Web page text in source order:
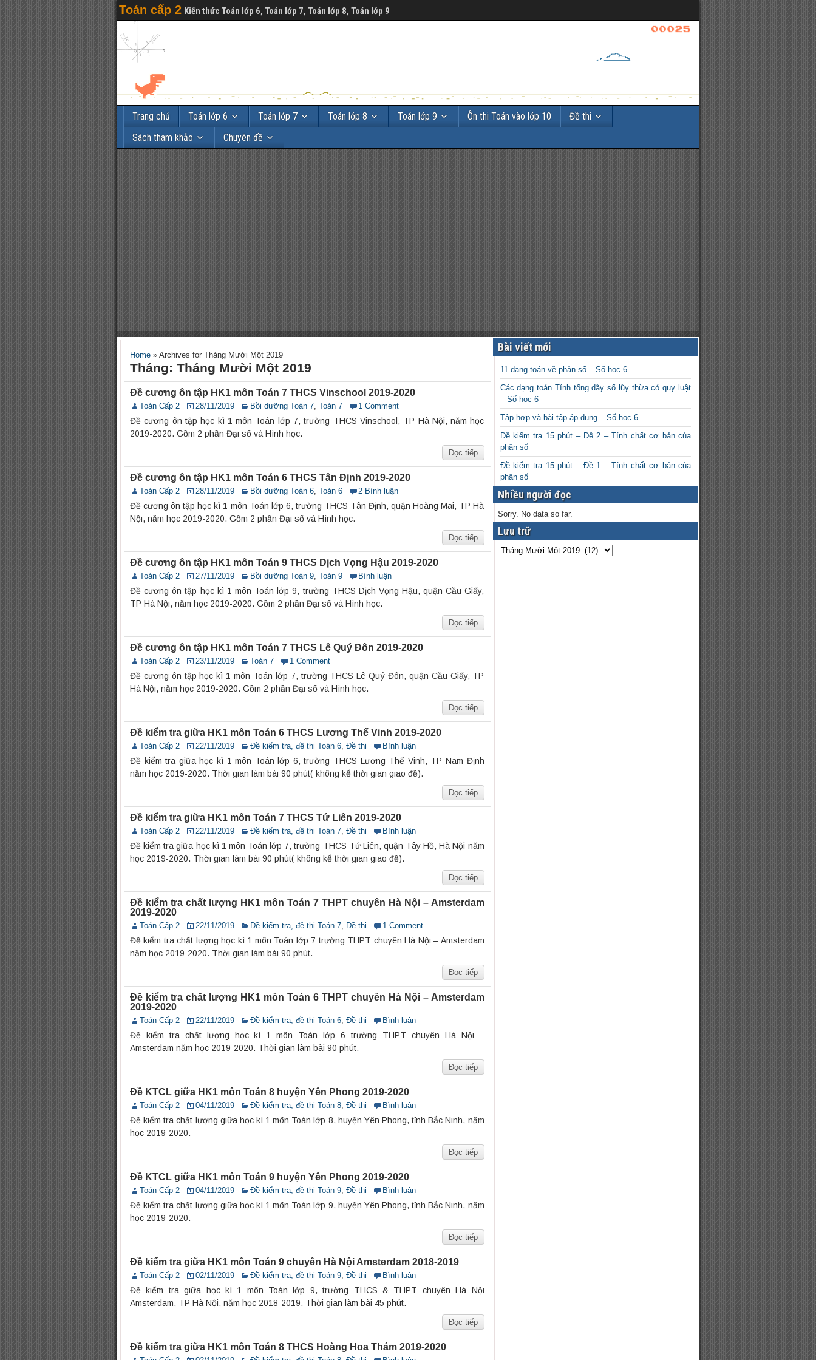
Toán cấp 2 Kiến thức Toán lớp 6, Toán lớp 7, Toán lớp 8, Toán lớp 9
Trang chủ Toán lớp 6 Toán lớp 7 Toán lớp 8 Toán lớp 9 Ôn thi Toán vào lớp 10
Đề thi
Sách tham khảo
Chuyên đề
Home » Archives for Tháng Mười Một 2019
Tháng: Tháng Mười Một 2019
Đề cương ôn tập HK1 môn Toán 7 THCS Vinschool 2019-2020
Toán Cấp 2 28/11/2019 Bồi dưỡng Toán 7, Toán 7 1 Comment
Đề cương ôn tập học kì 1 môn Toán lớp 7, trường THCS Vinschool, TP Hà Nội, năm học
2019-2020. Gồm 2 phần Đại số và Hình học.
Đọc tiếp
Đề cương ôn tập HK1 môn Toán 6 THCS Tân Định 2019-2020
Toán Cấp 2 28/11/2019 Bồi dưỡng Toán 6, Toán 6 2 Bình luận
Đề cương ôn tập học kì 1 môn Toán lớp 6, trường THCS Tân Định, quận Hoàng Mai, TP Hà
Nội, năm học 2019-2020. Gồm 2 phần Đại số và Hình học.
Đọc tiếp
Đề cương ôn tập HK1 môn Toán 9 THCS Dịch Vọng Hậu 2019-2020
Toán Cấp 2 27/11/2019 Bồi dưỡng Toán 9, Toán 9 Bình luận
Đề cương ôn tập học kì 1 môn Toán lớp 9, trường THCS Dịch Vọng Hậu, quận Cầu Giấy,
TP Hà Nội, năm học 2019-2020. Gồm 2 phần Đại số và Hình học.
Đọc tiếp
Đề cương ôn tập HK1 môn Toán 7 THCS Lê Quý Đôn 2019-2020
Toán Cấp 2 23/11/2019 Toán 7 1 Comment
Đề cương ôn tập học kì 1 môn Toán lớp 7, trường THCS Lê Quý Đôn, quận Cầu Giấy, TP
Hà Nội, năm học 2019-2020. Gồm 2 phần Đại số và Hình học.
Đọc tiếp
Đề kiểm tra giữa HK1 môn Toán 6 THCS Lương Thế Vinh 2019-2020
Toán Cấp 2 22/11/2019 Đề kiểm tra, đề thi Toán 6, Đề thi Bình luận
Đề kiểm tra giữa học kì 1 môn Toán lớp 6, trường THCS Lương Thế Vinh, TP Nam Định
năm học 2019-2020. Thời gian làm bài 90 phút( không kể thời gian giao đề).
Đọc tiếp
Đề kiểm tra giữa HK1 môn Toán 7 THCS Tứ Liên 2019-2020
Toán Cấp 2 22/11/2019 Đề kiểm tra, đề thi Toán 7, Đề thi Bình luận
Đề kiểm tra giữa học kì 1 môn Toán lớp 7, trường THCS Tứ Liên, quận Tây Hồ, Hà Nội năm
học 2019-2020. Thời gian làm bài 90 phút( không kể thời gian giao đề).
Đọc tiếp
Đề kiểm tra chất lượng HK1 môn Toán 7 THPT chuyên Hà Nội – Amsterdam
2019-2020
Toán Cấp 2 22/11/2019 Đề kiểm tra, đề thi Toán 7, Đề thi 1 Comment
Đề kiểm tra chất lượng học kì 1 môn Toán lớp 7 trường THPT chuyên Hà Nội – Amsterdam
năm học 2019-2020. Thời gian làm bài 90 phút.
Đọc tiếp
Đề kiểm tra chất lượng HK1 môn Toán 6 THPT chuyên Hà Nội – Amsterdam
2019-2020
Toán Cấp 2 22/11/2019 Đề kiểm tra, đề thi Toán 6, Đề thi Bình luận
Đề kiểm tra chất lượng học kì 1 môn Toán lớp 6 trường THPT chuyên Hà Nội –
Amsterdam năm học 2019-2020. Thời gian làm bài 90 phút.
Đọc tiếp
Đề KTCL giữa HK1 môn Toán 8 huyện Yên Phong 2019-2020
Toán Cấp 2 04/11/2019 Đề kiểm tra, đề thi Toán 8, Đề thi Bình luận
Đề kiểm tra chất lượng giữa học kì 1 môn Toán lớp 8, huyện Yên Phong, tỉnh Bắc Ninh, năm
học 2019-2020.
Đọc tiếp
Đề KTCL giữa HK1 môn Toán 9 huyện Yên Phong 2019-2020
Toán Cấp 2 04/11/2019 Đề kiểm tra, đề thi Toán 9, Đề thi Bình luận
Đề kiểm tra chất lượng giữa học kì 1 môn Toán lớp 9, huyện Yên Phong, tỉnh Bắc Ninh, năm
học 2019-2020.
Đọc tiếp
Đề kiểm tra giữa HK1 môn Toán 9 chuyên Hà Nội Amsterdam 2018-2019
Toán Cấp 2 02/11/2019 Đề kiểm tra, đề thi Toán 9, Đề thi Bình luận
Đề kiểm tra giữa học kì 1 môn Toán lớp 9, trường THCS & THPT chuyên Hà Nội
Amsterdam, TP Hà Nội, năm học 2018-2019. Thời gian làm bài 45 phút.
Đọc tiếp
Đề kiểm tra giữa HK1 môn Toán 8 THCS Hoàng Hoa Thám 2019-2020
Bài viết mới
11 dạng toán về phân số – Số học 6
Các dạng toán Tính tổng dãy số lũy thừa có quy luật
– Số học 6
Tập hợp và bài tập áp dụng – Số học 6
Đề kiểm tra 15 phút – Đề 2 – Tính chất cơ bản của
phân số
Đề kiểm tra 15 phút – Đề 1 – Tính chất cơ bản của
phân số
Nhiều người đọc
Sorry. No data so far.
Lưu trữ